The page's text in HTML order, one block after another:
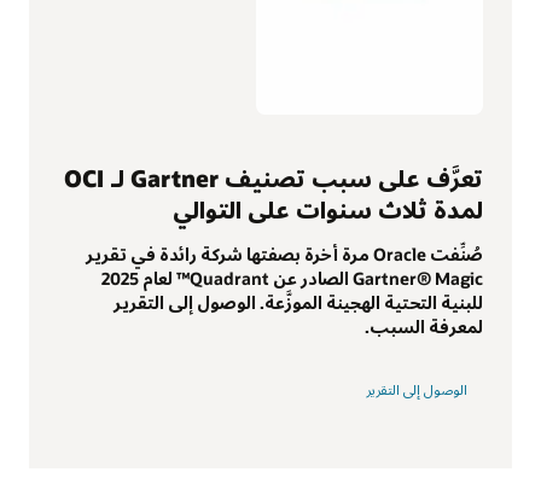
تعرَّف على سبب تصنيف Gartner لـ OCI
لمدة ثلاث سنوات على التوالي
صُنِّفت Oracle مرة أخرة بصفتها شركة رائدة في تقرير
Gartner® Magic الصادر عن Quadrant™ لعام 2025
للبنية التحتية الهجينة الموزَّعة. الوصول إلى التقرير
لمعرفة السبب.
الوصول إلى التقرير